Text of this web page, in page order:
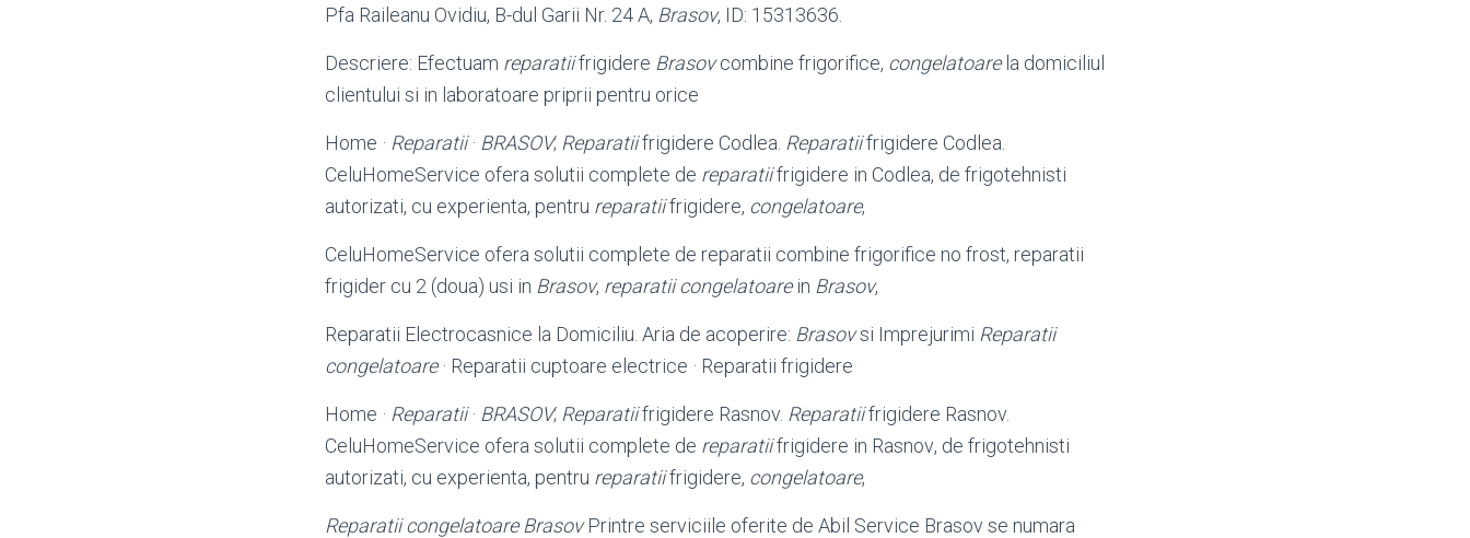
Pfa Raileanu Ovidiu, B-dul Garii Nr. 24 A, Brasov, ID: 15313636.
Descriere: Efectuam reparatiifrigidere Brasovcombine frigorifice, congelatoarela domiciliul
clientului si in laboratoare priprii pentru orice
Home · Reparatii· BRASOV; Reparatiifrigidere Codlea. Reparatiifrigidere Codlea.
CeluHomeService ofera solutii complete de reparatiifrigidere in Codlea, de frigotehnisti
autorizati, cu experienta, pentru reparatiifrigidere, congelatoare,
CeluHomeService ofera solutii complete de reparatii combine frigorifice no frost, reparatii
frigider cu 2 (doua) usi in Brasov, reparatii congelatoarein Brasov,
Reparatii Electrocasnice la Domiciliu. Aria de acoperire: Brasovsi Imprejurimi Reparatii
congelatoare· Reparatii cuptoare electrice · Reparatii frigidere
Home · Reparatii· BRASOV; Reparatiifrigidere Rasnov. Reparatiifrigidere Rasnov.
CeluHomeService ofera solutii complete de reparatiifrigidere in Rasnov, de frigotehnisti
autorizati, cu experienta, pentru reparatiifrigidere, congelatoare,
Reparatii congelatoare BrasovPrintre serviciile oferite de Abil Service Brasov se numara